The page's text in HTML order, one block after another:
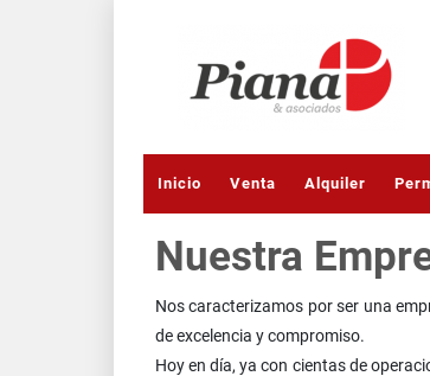
Inicio Venta Alquiler
Nuestra
Nos caracterizamos por ser una
de excelencia y compromiso.
Hoy en día, ya con cientas de